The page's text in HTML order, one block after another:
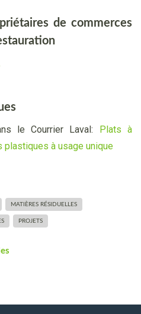
de commerces
le Courrier Laval:
Plats à
plastiques à usage unique
MATIÈRES RÉSIDUELLES
PROJETS